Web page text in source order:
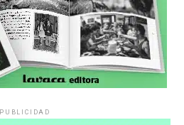
PUBLICIDAD